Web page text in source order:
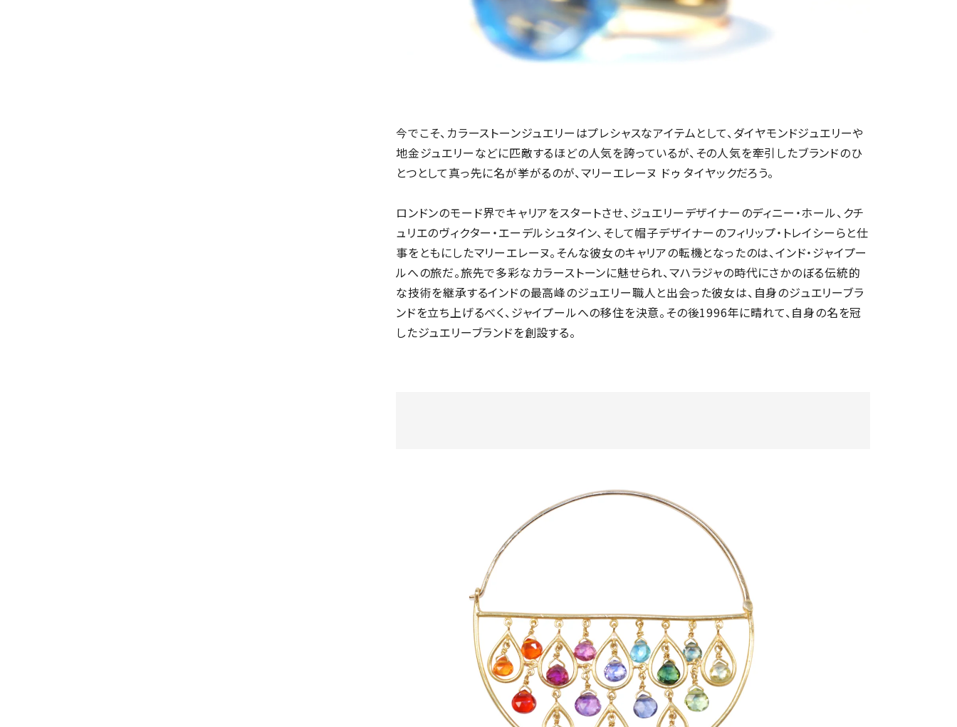
今でこそ、カラーストーンジュエリーはプレシャスなアイテムとして、ダイヤモンドジュエリーや
地金ジュエリーなどに匹敵するほどの人気を誇っているが、その人気を牽引したブランドのひ
とつとして真っ先に名が挙がるのが、マリーエレーヌ ドゥ タイヤックだろう。
ロンドンのモード界でキャリアをスタートさせ、ジュエリーデザイナーのディニー・ホール、クチ
ュリエのヴィクター・エーデルシュタイン、そして帽子デザイナーのフィリップ・トレイシーらと仕
事をともにしたマリーエレーヌ。そんな彼女のキャリアの転機となったのは、インド・ジャイプー
ルへの旅だ。旅先で多彩なカラーストーンに魅せられ、マハラジャの時代にさかのぼる伝統的
な技術を継承するインドの最高峰のジュエリー職人と出会った彼女は、自身のジュエリーブラ
ンドを立ち上げるべく、ジャイプールへの移住を決意。その後1996年に晴れて、自身の名を冠
したジュエリーブランドを創設する。